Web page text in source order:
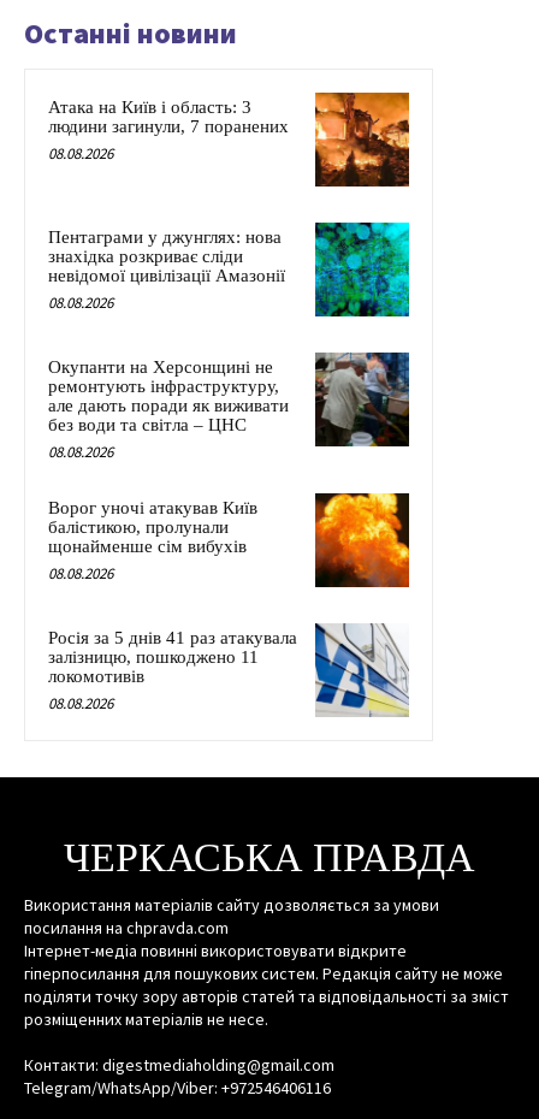
Останні новини
Атака на Київ і область: 3
людини загинули, 7 поранених
08.08.2026
Пентаграми у джунглях: нова
знахідка розкриває сліди
невідомої цивілізації Амазонії
08.08.2026
Окупанти на Херсонщині не
ремонтують інфраструктуру,
але дають поради як виживати
без води та світла – ЦНС
08.08.2026
Ворог уночі атакував Київ
балістикою, пролунали
щонайменше сім вибухів
08.08.2026
Росія за 5 днів 41 раз атакувала
залізницю, пошкоджено 11
локомотивів
08.08.2026
ЧЕРКАСЬКА ПРАВДА
Використання матеріалів сайту дозволяється за умови
посилання на chpravda.com
Інтернет-медіа повинні використовувати відкрите
гіперпосилання для пошукових систем. Редакція сайту не може
поділяти точку зору авторів статей та відповідальності за зміст
розміщенних матеріалів не несе.
Контакти: digestmediaholding@gmail.com
Telegram/WhatsApp/Viber: +972546406116